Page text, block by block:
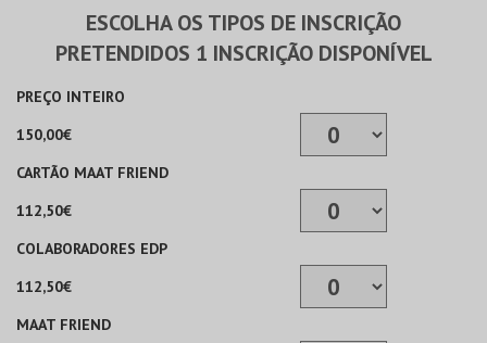
DESPORTO & AVENTURA
ESCOLHA OS TIPOS DE INSCRIÇÃO
PRETENDIDOS 1 INSCRIÇÃO DISPONÍVEL
PREÇO INTEIRO
150,00€
CARTÃO MAAT FRIEND
112,50€
COLABORADORES EDP
112,50€
MAAT FRIEND